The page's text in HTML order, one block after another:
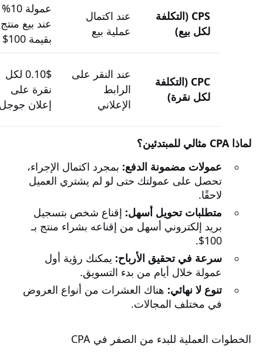
CPS (التكلفة
لكل بيع)
عند اكتمال
عملية بيع
عمولة 10%
عند بيع منتج
بقيمة 100$
CPC (التكلفة
لكل نقرة)
عند النقر على
الرابط
الإعلاني
0.10$ لكل
نقرة على
إعلان
لماذا CPA مثالي للمبتدئين؟
عمولات مضمونة الدفع: بمجرد اكتمال الإجراء،
تحصل على عمولتك حتى لو لم يشتري العميل
لاحقًا.
متطلبات تحويل أسهل: إقناع شخص بتسجيل
بريد إلكتروني أسهل من إقناعه بشراء منتج بـ
100$.
سرعة في تحقيق الأرباح: يمكنك رؤية أول
عمولة خلال أيام من بدء التسويق.
تنوع لا نهائي: هناك العشرات من أنواع العروض
في مختلف المجالات.
الخطوات العملية للبدء من الصفر في CPA